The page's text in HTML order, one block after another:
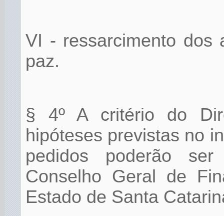
VI - ressarcimento dos
paz.
§ 4º A critério do
hipóteses previstas no
pedidos poderão ser
Conselho Geral de
Estado de Santa